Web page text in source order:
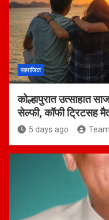
सामाजिक
कोल्हापुरात उत्साहात
सेल्फी, कॉफी ट्रिटसह
5 days ago